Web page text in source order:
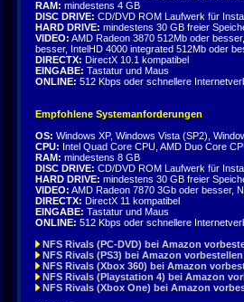
RAM: mindestens 4 GB
DISC DRIVE: CD/DVD ROM Laufwerk für
HARD DRIVE: mindestens 30 GB freier
VIDEO: AMD Radeon 3870 512Mb oder
besser, IntelHD 4000 integrated 512Mb oder
DIRECTX: DirectX 10.1 kompatibel
EINGABE: Tastatur und Maus
ONLINE: 512 Kbps oder schnellere
Empfohlene Systemanforderungen
OS: Windows XP, Windows Vista (SP2),
CPU: Intel Quad Core CPU, AMD Duo Core
RAM: mindestens 8 GB
DISC DRIVE: CD/DVD ROM Laufwerk für
HARD DRIVE: mindestens 30 GB freier
VIDEO: AMD Radeon 7870 3Gb oder besser,
DIRECTX: DirectX 11 kompatibel
EINGABE: Tastatur und Maus
ONLINE: 512 Kbps oder schnellere
NFS Rivals (PC-DVD) bei Amazon
NFS Rivals (PS3) bei Amazon
NFS Rivals (Xbox 360) bei Amazon
NFS Rivals (Playstation 4) bei Amazon
NFS Rivals (Xbox One) bei Amazon